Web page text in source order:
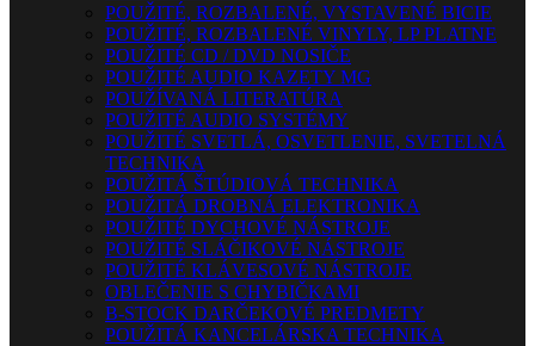
POUŽITÉ, ROZBALENÉ, VYSTAVENÉ BICIE
POUŽITÉ, ROZBALENÉ VINYLY, LP PLATNE
POUŽITÉ CD / DVD NOSIČE
POUŽITÉ AUDIO KAZETY MG
POUŽÍVANÁ LITERATÚRA
POUŽITÉ AUDIO SYSTÉMY
POUŽITÉ SVETLÁ, OSVETLENIE, SVETELNÁ
TECHNIKA
POUŽITÁ ŠTÚDIOVÁ TECHNIKA
POUŽITÁ DROBNÁ ELEKTRONIKA
POUŽITÉ DYCHOVÉ NÁSTROJE
POUŽITÉ SLÁČIKOVÉ NÁSTROJE
POUŽITÉ KLÁVESOVÉ NÁSTROJE
OBLEČENIE S CHYBIČKAMI
B-STOCK DARČEKOVÉ PREDMETY
POUŽITÁ KANCELÁRSKA TECHNIKA